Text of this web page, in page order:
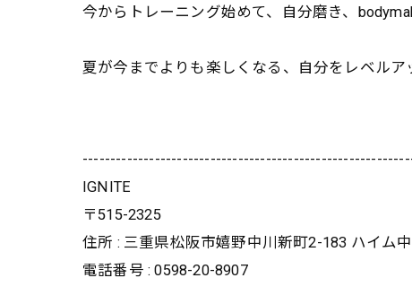
今からトレーニング始めて、自分磨き、
夏が今までよりも楽しくなる、自分をレベルア
IGNITE
〒515-2325
住所 : 三重県松阪市嬉野中川新町2-183 ハイム
電話番号 : 0598-20-8907